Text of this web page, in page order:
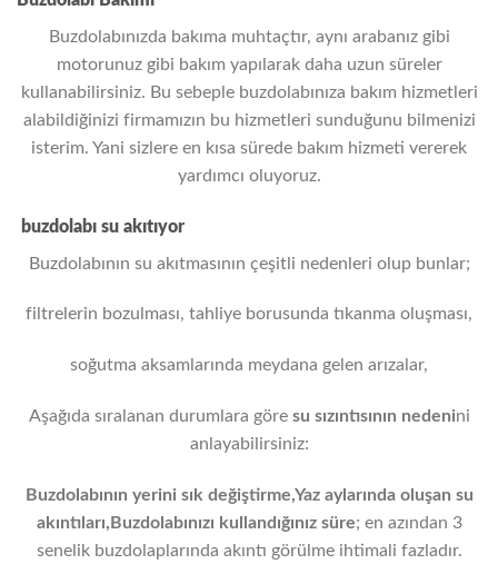
Buzdolabınızda bakıma muhtaçtır, aynı arabanız gibi
motorunuz gibi bakım yapılarak daha uzun süreler
kullanabilirsiniz. Bu sebeple buzdolabınıza bakım hizmetleri
alabildiğinizi firmamızın bu hizmetleri sunduğunu bilmenizi
isterim. Yani sizlere en kısa sürede bakım hizmeti vererek
yardımcı oluyoruz.
buzdolabı su akıtıyor
Buzdolabının su akıtmasının çeşitli nedenleri olup bunlar;
filtrelerin bozulması, tahliye borusunda tıkanma oluşması,
soğutma aksamlarında meydana gelen arızalar,
Aşağıda sıralanan durumlara göre su sızıntısının nedenini
anlayabilirsiniz:
Buzdolabının yerini sık değiştirme,Yaz aylarında oluşan su
akıntıları, Buzdolabınızı kullandığınız süre; en azından 3
senelik buzdolaplarında akıntı görülme ihtimali fazladır.